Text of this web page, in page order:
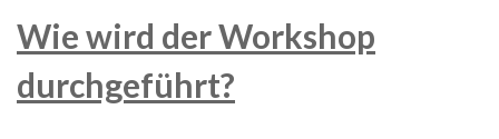
Wie wird der Workshop
durchgeführt?